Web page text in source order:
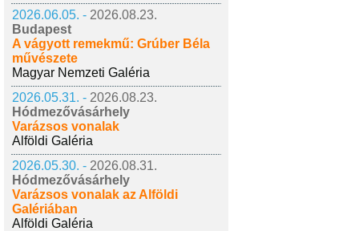
2026.06.05. - 2026.08.23.
Budapest
A vágyott remekmű: Grúber Béla
művészete
Magyar Nemzeti Galéria
2026.05.31. - 2026.08.23.
Hódmezővásárhely
Varázsos vonalak
Alföldi Galéria
2026.05.30. - 2026.08.31.
Hódmezővásárhely
Varázsos vonalak az Alföldi
Galériában
Alföldi Galéria